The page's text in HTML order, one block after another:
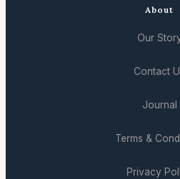
About
Our
Contact
Journal
Terms &
Privacy